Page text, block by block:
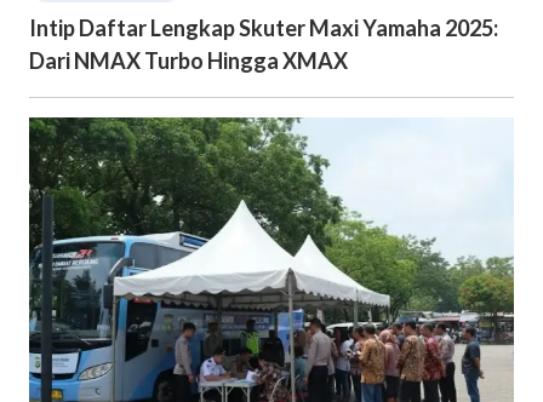
Intip Daftar Lengkap Skuter Maxi Yamaha 2025:
Dari NMAX Turbo Hingga XMAX